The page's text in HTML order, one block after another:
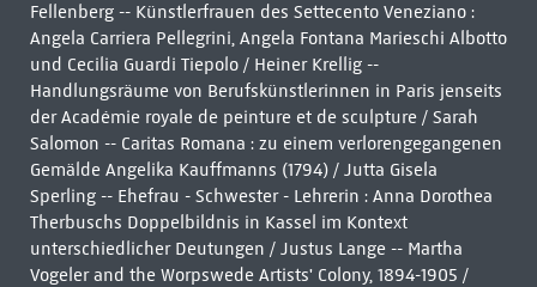
Fellenberg -- Künstlerfrauen des Settecento Veneziano :
Angela Carriera Pellegrini, Angela Fontana Marieschi Albotto
und Cecilia Guardi Tiepolo / Heiner Krellig --
Handlungsräume von Berufskünstlerinnen in Paris jenseits
der Académie royale de peinture et de sculpture / Sarah
Salomon -- Caritas Romana : zu einem verlorengegangenen
Gemälde Angelika Kauffmanns (1794) / Jutta Gisela
Sperling -- Ehefrau - Schwester - Lehrerin : Anna Dorothea
Therbuschs Doppelbildnis in Kassel im Kontext
unterschiedlicher Deutungen / Justus Lange -- Martha
Vogeler and the Worpswede Artists' Colony, 1894-1905 /